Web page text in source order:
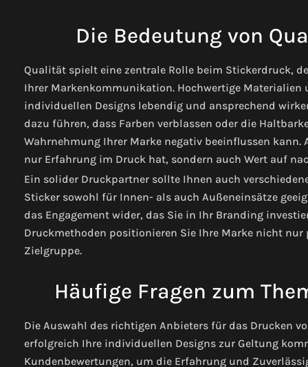
Die Bedeutung von
Qualität spielt eine zentrale Rolle beim Stickerdruck,
Ihrer Markenkommunikation. Hochwertige Materialien
individuellen Designs lebendig und ansprechend
dazu führen, dass Farben verblassen oder die
Wahrnehmung Ihrer Marke negativ beeinflussen
nur Erfahrung im Druck hat, sondern auch Wert auf
Ein solider Druckpartner sollte Ihnen auch
Sticker sowohl für Innen- als auch Außeneinsätze
das Engagement wider, das Sie in Ihr Branding
Druckmethoden positionieren Sie Ihre Marke nicht
Zielgruppe.
Häufige Fragen zum
Die Auswahl des richtigen Anbieters für das Drucken
erfolgreich Ihre individuellen Designs zur Geltung
Kundenbewertungen, um die Erfahrung und